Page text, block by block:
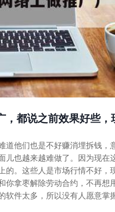
都说之前效果好些，
道他们也是不好赚消埋拆钱，
儿也越来越难做了。因为现在
的。这些人是市场行情不好，
你拿枣解除劳动合约，不再想
件太多，所以没有人愿意掌